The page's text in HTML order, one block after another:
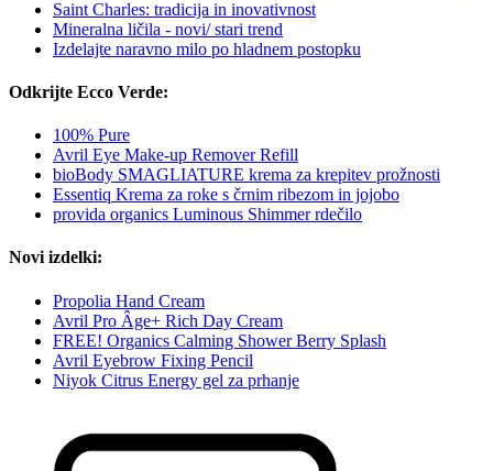
Saint Charles: tradicija in inovativnost
Mineralna ličila - novi/ stari trend
Izdelajte naravno milo po hladnem postopku
Odkrijte Ecco Verde:
100% Pure
Avril Eye Make-up Remover Refill
bioBody SMAGLIATURE krema za krepitev prožnosti
Essentiq Krema za roke s črnim ribezom in jojobo
provida organics Luminous Shimmer rdečilo
Novi izdelki:
Propolia Hand Cream
Avril Pro Âge+ Rich Day Cream
FREE! Organics Calming Shower Berry Splash
Avril Eyebrow Fixing Pencil
Niyok Citrus Energy gel za prhanje